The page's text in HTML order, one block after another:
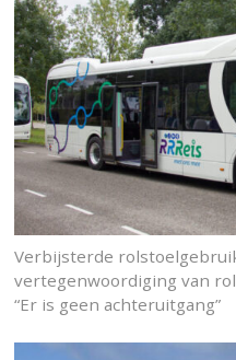
Verbijsterde
vertegenwoordiging van
“Er is geen achteruitgang”